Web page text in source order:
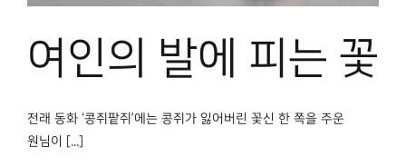
원문보기 PDF
박물관 홈페이지
여인의 발에 피는 꽃
전래 동화 ‘콩쥐팥쥐’에는 콩쥐가 잃어버린 꽃신 한 쪽을 주운
원님이 [...]